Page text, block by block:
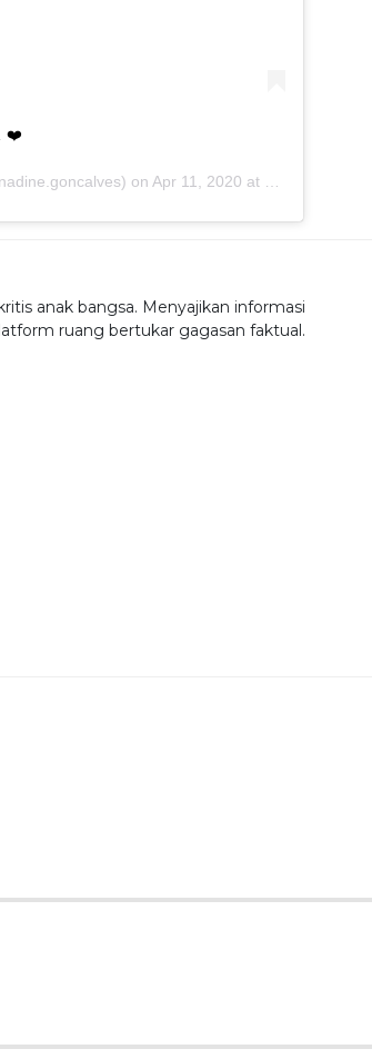
❤️
on Apr 11, 2020 at 3:49pm PDT
anak bangsa. Menyajikan informasi
ruang bertukar gagasan faktual.